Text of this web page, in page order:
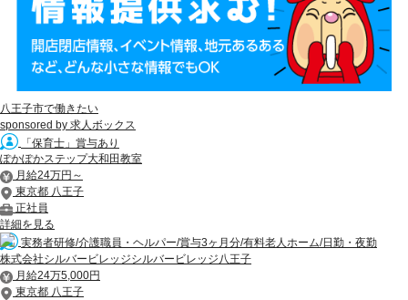
八王子市で働きたい
sponsored by 求人ボックス
「保育士」賞与あり
ぽかぽかステップ大和田教室
月給24万円～
東京都 八王子
正社員
詳細を見る
実務者研修/介護職員・ヘルパー/賞与3ヶ月分/有料老人ホーム/日勤・夜勤
株式会社シルバービレッジシルバービレッジ八王子
月給24万5,000円
東京都 八王子